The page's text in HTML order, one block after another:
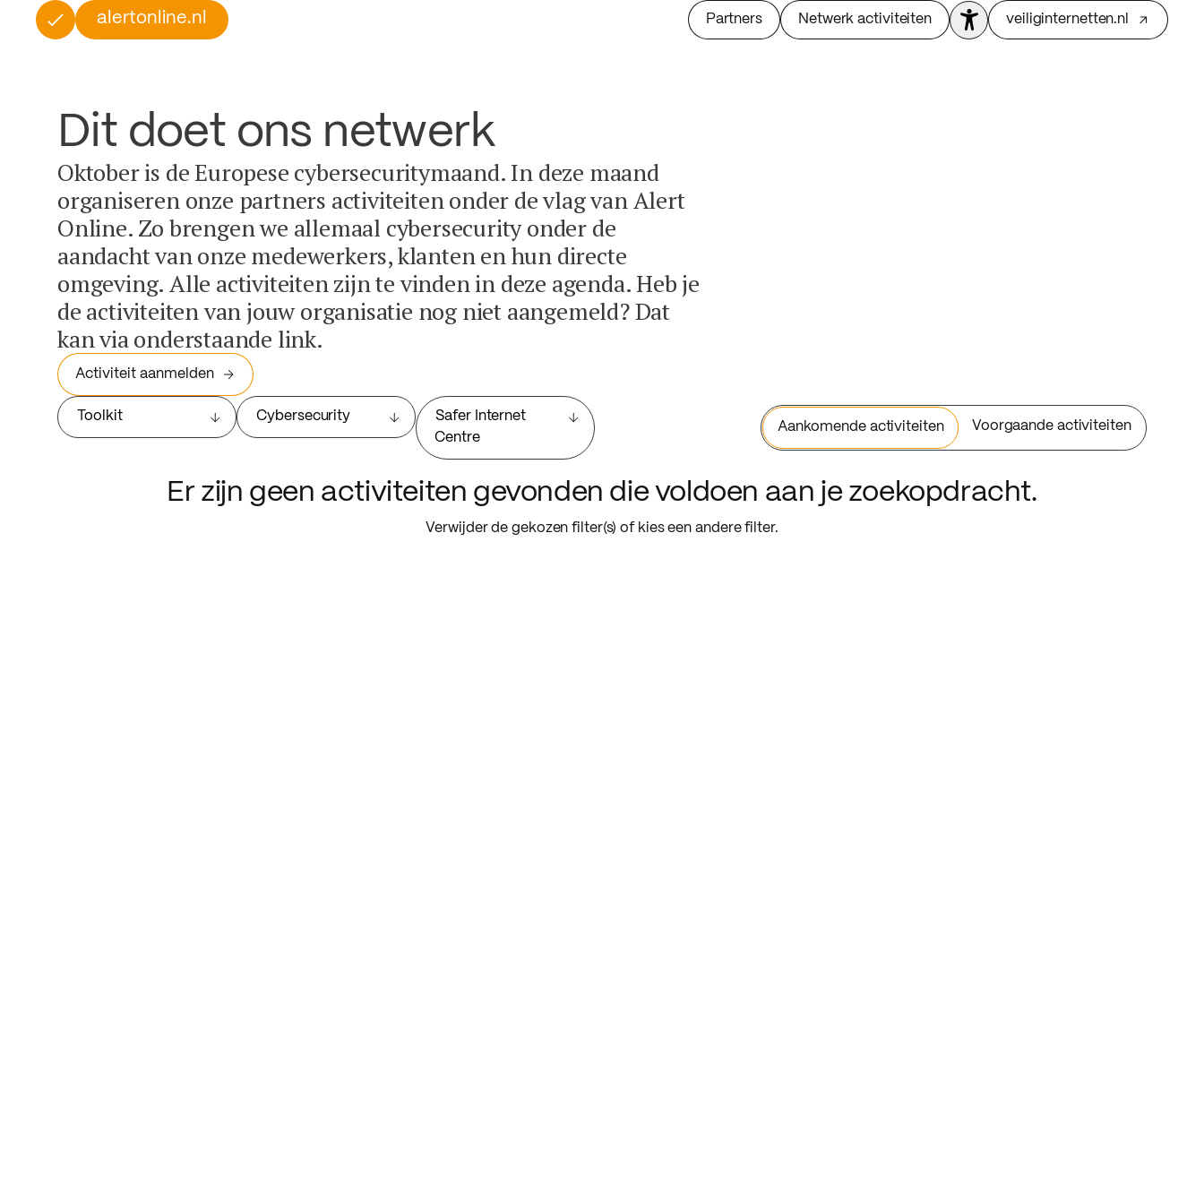
alertonline.nl Partners Netwerk activiteiten veiliginternetten.nl
Dit doet ons netwerk
Oktober is de Europese cybersecuritymaand. In deze maand
organiseren onze partners activiteiten onder de vlag van Alert
Online. Zo brengen we allemaal cybersecurity onder de
aandacht van onze medewerkers, klanten en hun directe
omgeving. Alle activiteiten zijn te vinden in deze agenda. Heb je
de activiteiten van jouw organisatie nog niet aangemeld? Dat
kan via onderstaande link.
Activiteit aanmelden
Toolkit Cybersecurity
Safer Internet
Centre
Aankomende activiteiten Voorgaande activiteiten
Er zijn geen activiteiten gevonden die voldoen aan je zoekopdracht.
Verwijder de gekozen filter(s) of kies een andere filter.